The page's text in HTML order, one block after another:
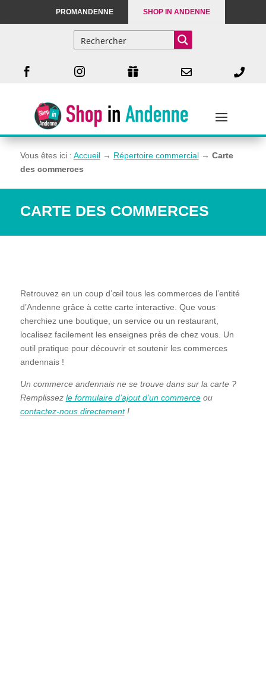
PROMANDENNE SHOP IN ANDENNE
    
Vous êtes ici : Accueil→ Répertoire commercial→ Carte
des commerces
CARTE DES COMMERCES
Retrouvez en un coup d’œil tous les commerces de l’entité
d’Andenne grâce à cette carte interactive. Que vous
cherchiez une boutique, un service ou un restaurant,
localisez facilement les enseignes près de chez vous. Un
outil pratique pour découvrir et soutenir les commerces
andennais !
Un commerce andennais ne se trouve dans sur la carte ?
Remplissez le formulaire d’ajout d’un commerceou
contactez-nous directement!